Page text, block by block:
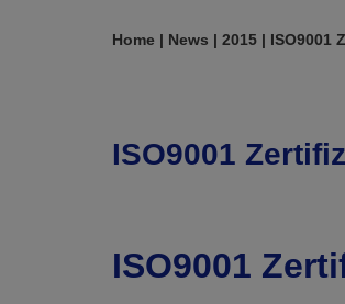
Home | News | 2015 | ISO9001
ISO9001
ISO9001